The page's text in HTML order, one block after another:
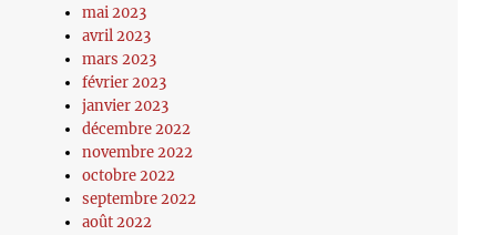
mai 2023
avril 2023
mars 2023
février 2023
janvier 2023
décembre 2022
novembre 2022
octobre 2022
septembre 2022
août 2022